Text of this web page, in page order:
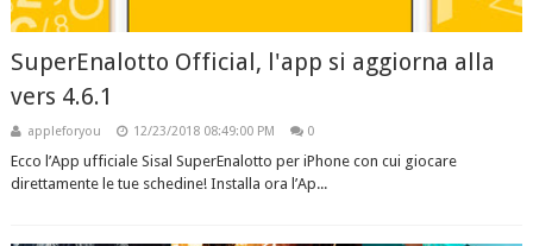
SuperEnalotto Official, l'app si aggiorna alla
vers 4.6.1
appleforyou 12/23/2018 08:49:00 PM 0
Ecco l’App ufficiale Sisal SuperEnalotto per iPhone con cui giocare
direttamente le tue schedine! Installa ora l’Ap...